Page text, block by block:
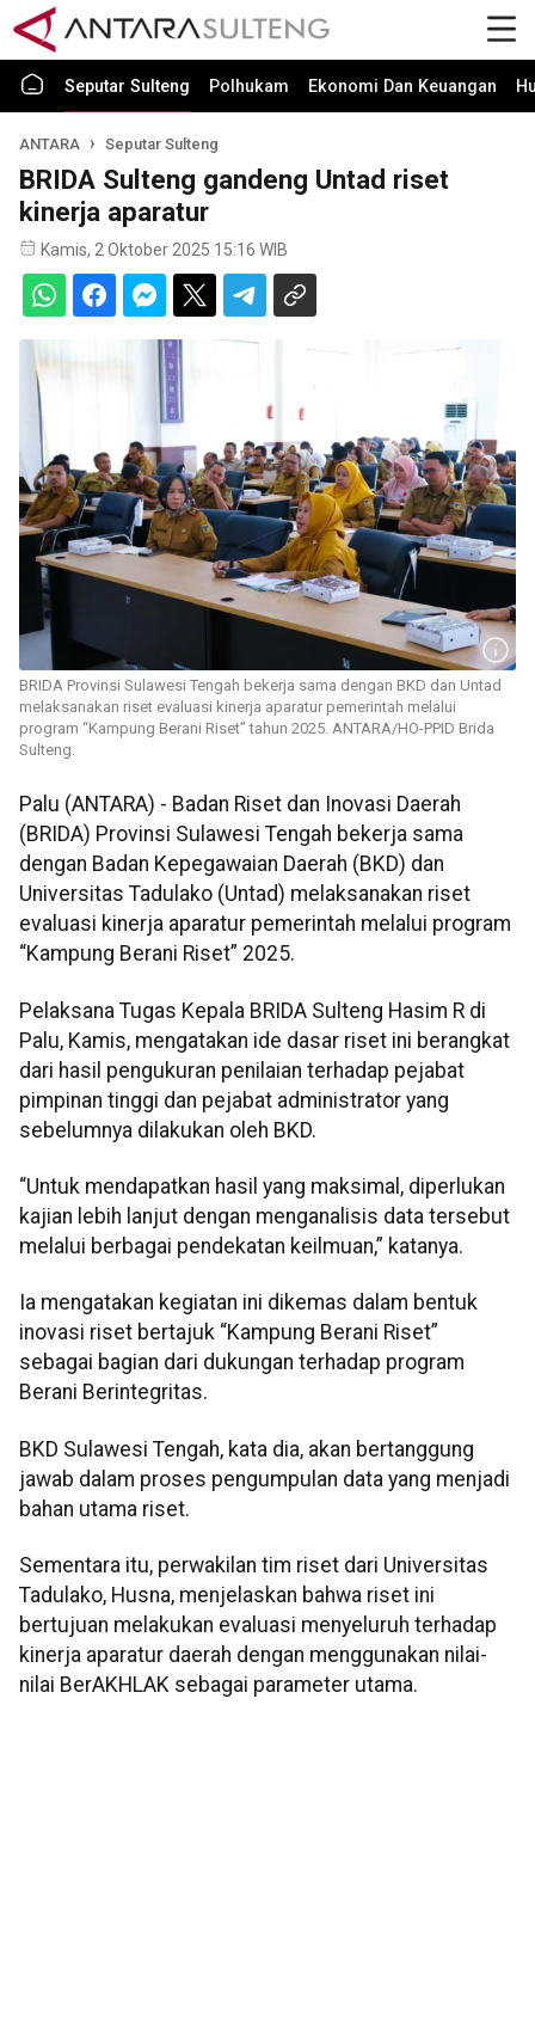
Seputar Sulteng Polhukam Ekonomi Dan Keuangan
ANTARA Seputar Sulteng
BRIDA Sulteng gandeng Untad riset
kinerja aparatur
Kamis, 2 Oktober 2025 15:16 WIB
BRIDA Provinsi Sulawesi Tengah bekerja sama dengan BKD dan Untad
melaksanakan riset evaluasi kinerja aparatur pemerintah melalui
program “Kampung Berani Riset” tahun 2025. ANTARA/HO-PPID Brida
Sulteng.
Palu (ANTARA) - Badan Riset dan Inovasi Daerah
(BRIDA) Provinsi Sulawesi Tengah bekerja sama
dengan Badan Kepegawaian Daerah (BKD) dan
Universitas Tadulako (Untad) melaksanakan riset
evaluasi kinerja aparatur pemerintah melalui program
“Kampung Berani Riset” 2025.
Pelaksana Tugas Kepala BRIDA Sulteng Hasim R di
Palu, Kamis, mengatakan ide dasar riset ini berangkat
dari hasil pengukuran penilaian terhadap pejabat
pimpinan tinggi dan pejabat administrator yang
sebelumnya dilakukan oleh BKD.
“Untuk mendapatkan hasil yang maksimal, diperlukan
kajian lebih lanjut dengan menganalisis data tersebut
melalui berbagai pendekatan keilmuan,” katanya.
Ia mengatakan kegiatan ini dikemas dalam bentuk
inovasi riset bertajuk “Kampung Berani Riset”
sebagai bagian dari dukungan terhadap program
Berani Berintegritas.
BKD Sulawesi Tengah, kata dia, akan bertanggung
jawab dalam proses pengumpulan data yang menjadi
bahan utama riset.
Sementara itu, perwakilan tim riset dari Universitas
Tadulako, Husna, menjelaskan bahwa riset ini
bertujuan melakukan evaluasi menyeluruh terhadap
kinerja aparatur daerah dengan menggunakan nilai-
nilai BerAKHLAK sebagai parameter utama.